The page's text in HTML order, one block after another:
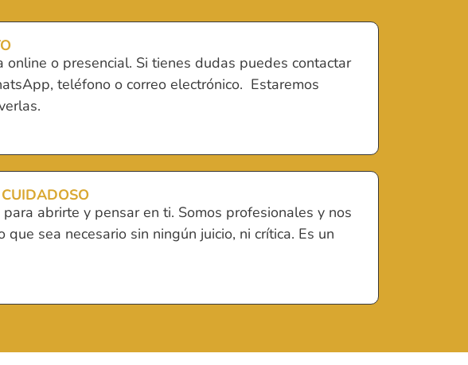
online o presencial. Si tienes dudas puedes contactar
teléfono o correo electrónico. Estaremos
abrirte y pensar en ti. Somos profesionales y nos
sea necesario sin ningún juicio, ni crítica. Es un